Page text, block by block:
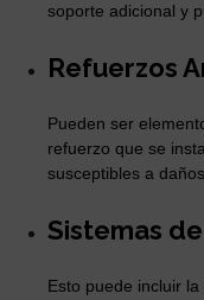
soporte adicional y
Refuerzos
Pueden ser
refuerzo que se
susceptibles a
Sistemas
Esto puede incluir